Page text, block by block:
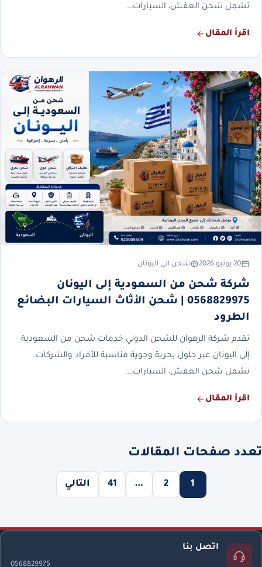
تشمل شحن العفش، السيارات،…
اقرأ المقال
20 يونيو 2026 شحن الى اليونان
شركة شحن من السعودية إلى اليونان
0568829975 | شحن الأثاث السيارات البضائع
الطرود
تقدم شركة الرهوان للشحن الدولي خدمات شحن من السعودية
إلى اليونان عبر حلول بحرية وجوية مناسبة للأفراد والشركات،
تشمل شحن العفش، السيارات،…
اقرأ المقال
تعدد صفحات المقالات
1
2
…
41 التالي
اتصل بنا
0568829975